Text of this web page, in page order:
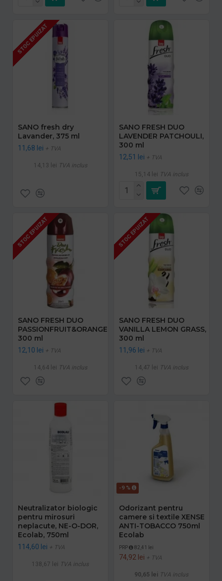
STOC EPUIZAT
SANO fresh dry
Lavander, 375 ml
11,68 lei + TVA
14,13 lei TVA inclus
SANO FRESH DUO
LAVENDER PATCHOULI,
300 ml
12,51 lei + TVA
15,14 lei TVA inclus
STOC EPUIZAT
SANO FRESH DUO
PASSIONFRUIT&ORANGE,
300 ml
12,10 lei + TVA
14,64 lei TVA inclus
STOC EPUIZAT
SANO FRESH DUO
VANILLA LEMON GRASS,
300 ml
11,96 lei + TVA
14,47 lei TVA inclus
Neutralizator biologic
pentru mirosuri
neplacute, NE-O-DOR,
Ecolab, 750ml
114,60 lei + TVA
138,67 lei TVA inclus
-9 %
Odorizant pentru
camere si textile XENSE
ANTI-TOBACCO 750ml
Ecolab
PRP 82,41 lei
74,92 lei + TVA
90,65 lei TVA inclus